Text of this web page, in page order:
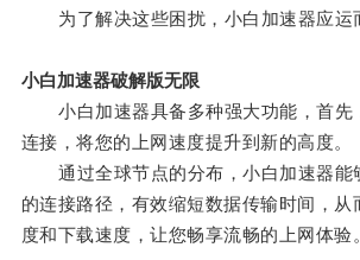
为了解决这些困扰，小白加速器应运
小白加速器破解版无限
小白加速器具备多种强大功能，首先
连接，将您的上网速度提升到新的高度。
通过全球节点的分布，小白加速器能
的连接路径，有效缩短数据传输时间，从
度和下载速度，让您畅享流畅的上网体验。